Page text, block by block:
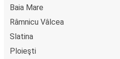
Baia Mare
Râmnicu Vâlcea
Slatina
Ploieşti